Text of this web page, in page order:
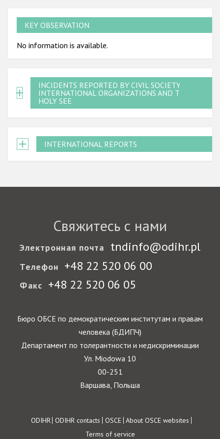
KEY OBSERVATION
No information is available.
INCIDENTS REPORTED BY CIVIL SOCIETY,
INTERNATIONAL ORGANIZATIONS AND THE
HOLY SEE
INTERNATIONAL REPORTS
Свяжитесь с нами
Электронная почта tndinfo@odihr.pl
Телефон +48 22 520 06 00
Факс +48 22 520 06 05
Бюро ОБСЕ по демократическим институтам и правам
человека (БДИПЧ)
Департамент по толерантности и недискриминации
Ул. Miodowa 10
00-251
Варшава, Польша
Footer
ODIHR ODIHR contacts OSCE About OSCE websites
Terms of service